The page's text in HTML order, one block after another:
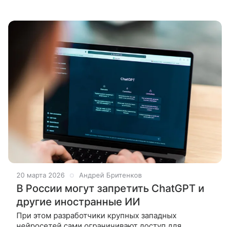
20 марта 2026 Андрей Бритенков
В России могут запретить ChatGPT и
другие иностранные ИИ
При этом разработчики крупных западных